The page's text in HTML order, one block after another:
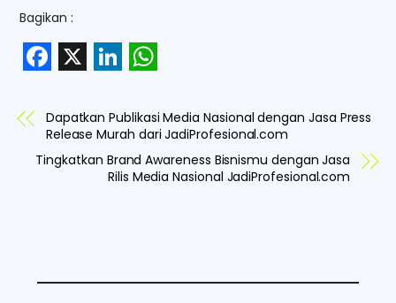
Bagikan :
F
a
e
k
X L
i
n
k
n
W
h
a
t
p
Dapatkan Publikasi Media Nasional dengan Jasa Press
Release Murah dari JadiProfesional.com
Tingkatkan Brand Awareness Bisnismu dengan Jasa
Rilis Media Nasional JadiProfesional.com